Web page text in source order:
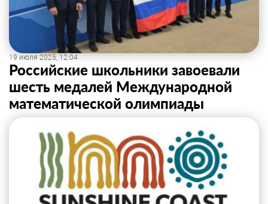
19 июля 2025, 12:04
Российские школьники завоевали
шесть медалей Международной
математической олимпиады